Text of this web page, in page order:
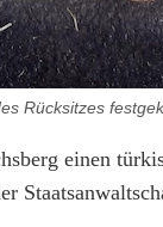
Rücksitzes
einen